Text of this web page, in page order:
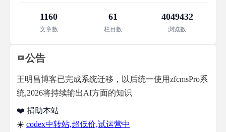
1160
文章数
61
栏目数
4049432
浏览数
公告
王明昌博客已完成系统迁移，以后统一使用zfcmsPro系
统,2026将持续输出AI方面的知识
❤️ 捐助本站
☀️ codex中转站,超低价,试运营中